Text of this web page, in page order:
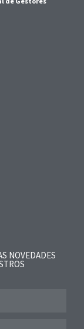
NOVEDADES